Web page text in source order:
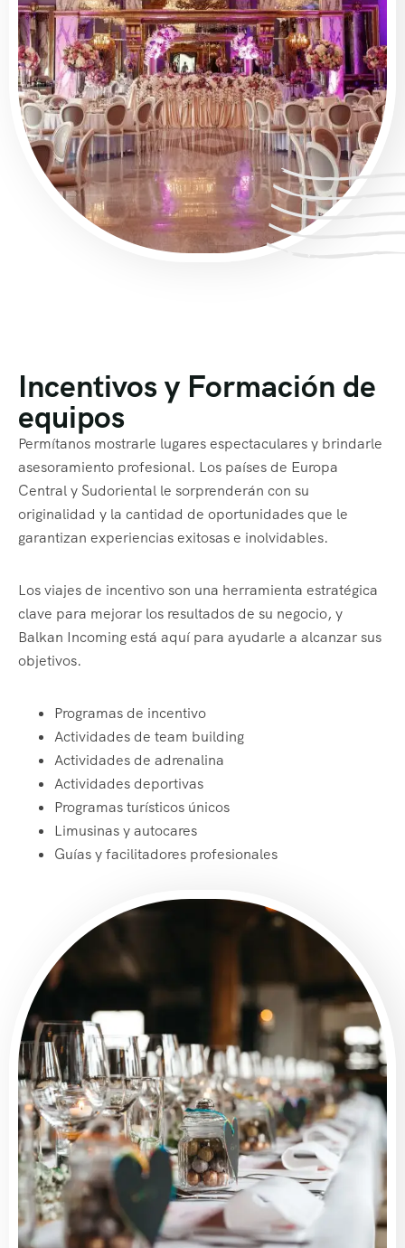
Incentivos y Formación de
equipos
Permítanos mostrarle lugares espectaculares y brindarle
asesoramiento profesional. Los países de Europa
Central y Sudoriental le sorprenderán con su
originalidad y la cantidad de oportunidades que le
garantizan experiencias exitosas e inolvidables.
Los viajes de incentivo son una herramienta estratégica
clave para mejorar los resultados de su negocio, y
Balkan Incoming está aquí para ayudarle a alcanzar sus
objetivos.
Programas de incentivo
Actividades de team building
Actividades de adrenalina
Actividades deportivas
Programas turísticos únicos
Limusinas y autocares
Guías y facilitadores profesionales